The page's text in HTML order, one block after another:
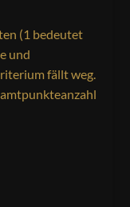
(1 bedeutet
und
fällt weg.